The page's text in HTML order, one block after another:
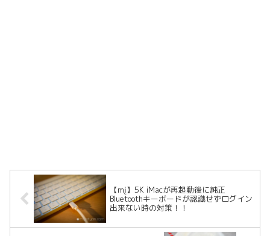
【mį】5K iMacが再起動後に純正
Bluetoothキーボードが認識せずログイン
出来ない時の対策！！